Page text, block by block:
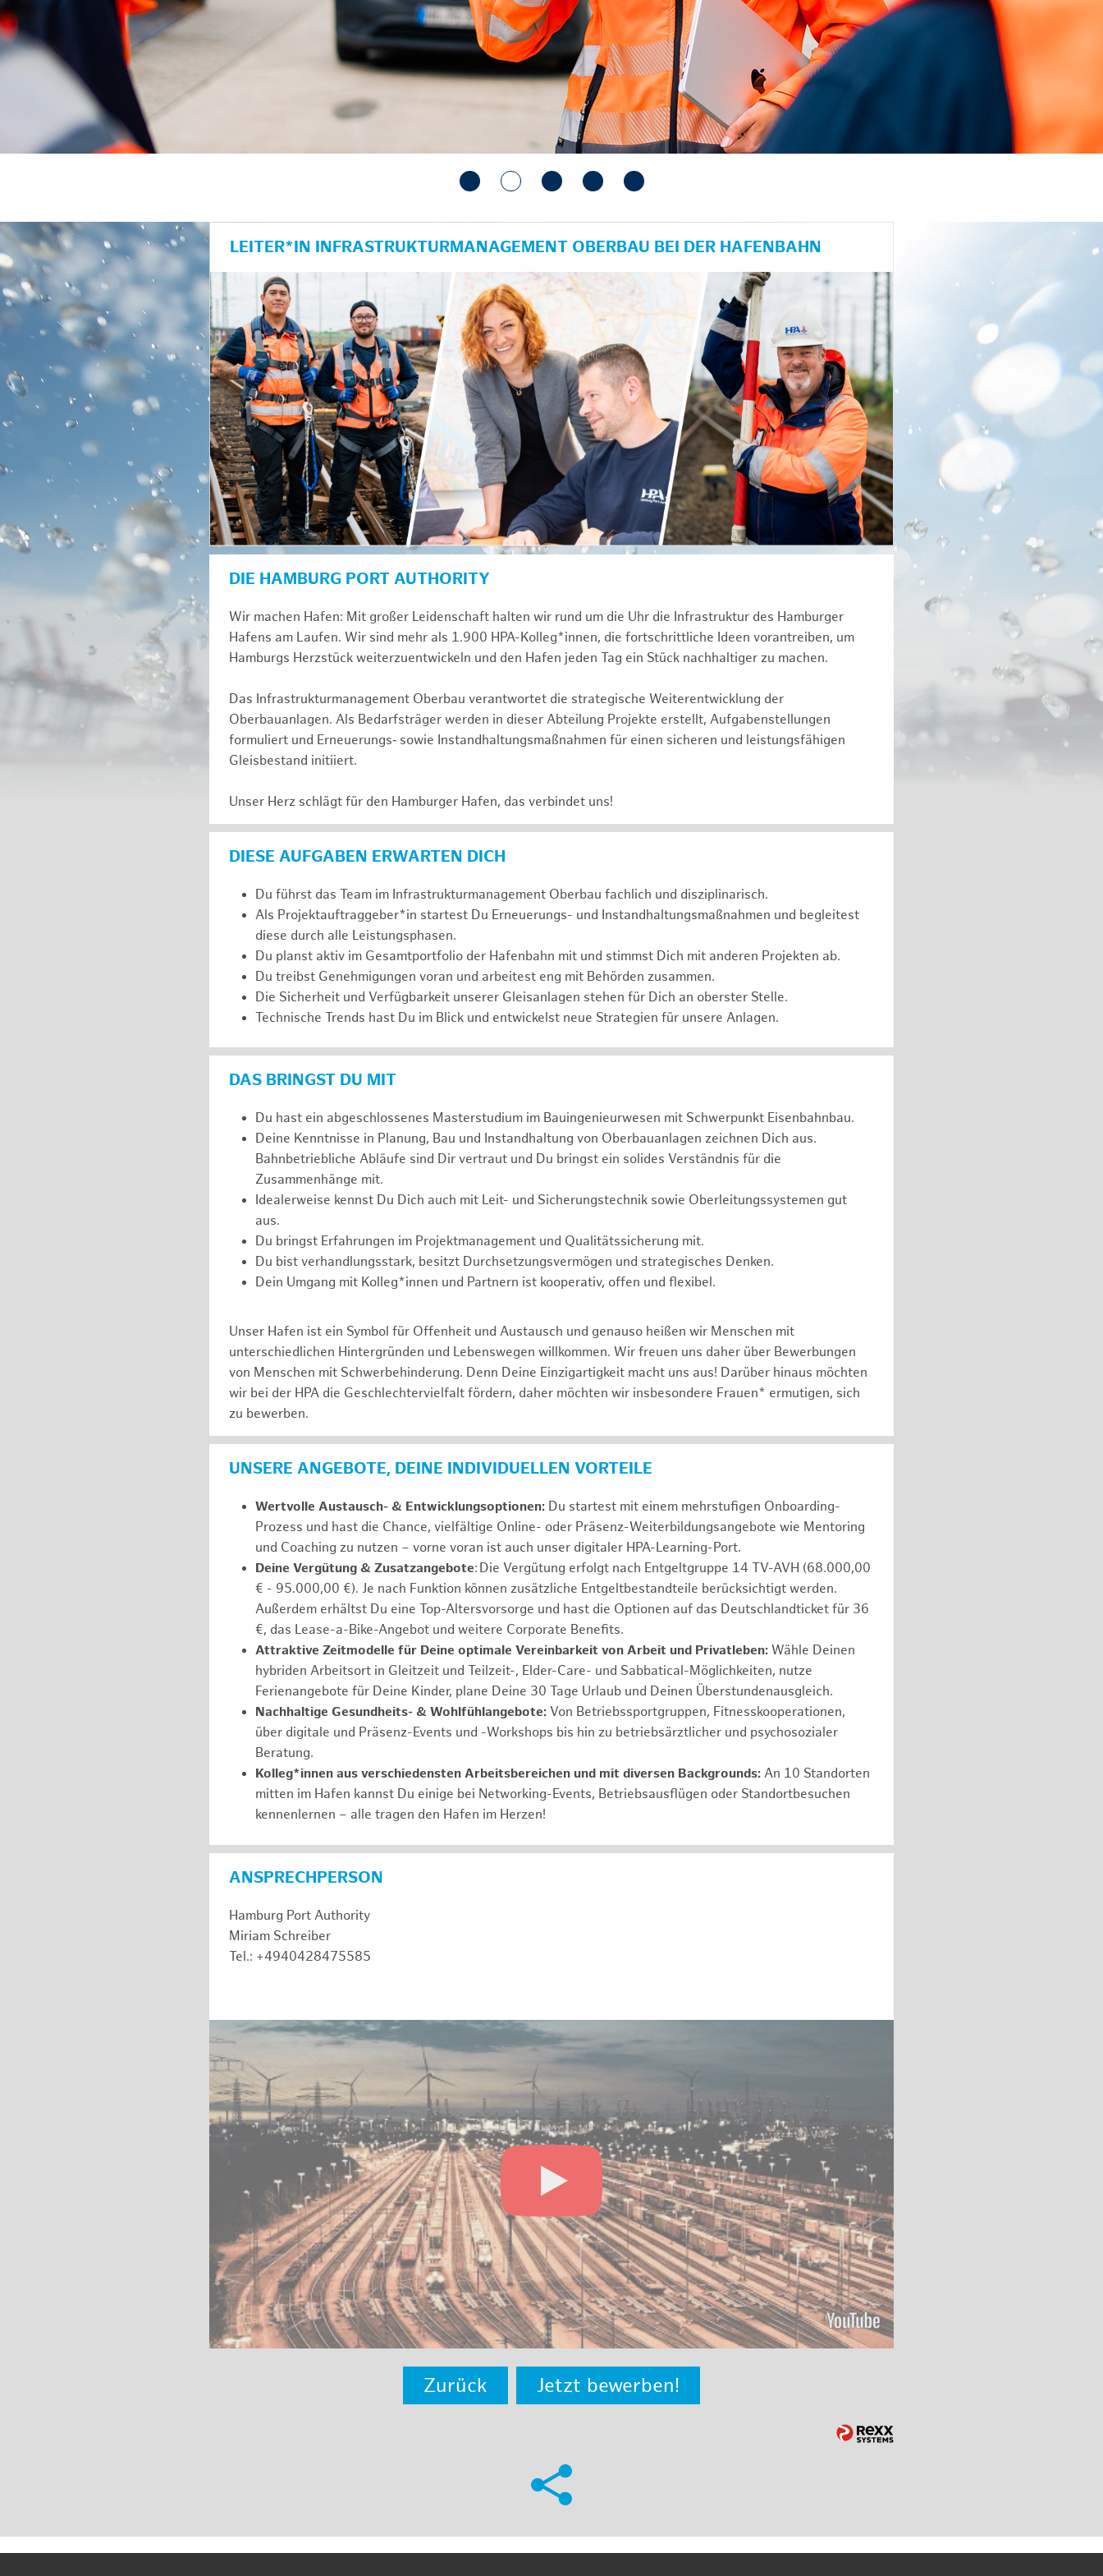
anzeigen/schließen
LEITER*IN INFRASTRUKTURMANAGEMENT OBERBAU BEI DER HAFENBAHN
DIE HAMBURG PORT AUTHORITY
Wir machen Hafen: Mit großer Leidenschaft halten wir rund um die Uhr die Infrastruktur des Hamburger
Hafens am Laufen. Wir sind mehr als 1.900 HPA-Kolleg*innen, die fortschrittliche Ideen vorantreiben, um
Hamburgs Herzstück weiterzuentwickeln und den Hafen jeden Tag ein Stück nachhaltiger zu machen.
Das Infrastrukturmanagement Oberbau verantwortet die strategische Weiterentwicklung der
Oberbauanlagen. Als Bedarfsträger werden in dieser Abteilung Projekte erstellt, Aufgabenstellungen
formuliert und Erneuerungs‑ sowie Instandhaltungsmaßnahmen für einen sicheren und leistungsfähigen
Gleisbestand initiiert.
Unser Herz schlägt für den Hamburger Hafen, das verbindet uns!
DIESE AUFGABEN ERWARTEN DICH
Du führst das Team im Infrastrukturmanagement Oberbau fachlich und disziplinarisch.
Als Projektauftraggeber*in startest Du Erneuerungs- und Instandhaltungsmaßnahmen und begleitest
diese durch alle Leistungsphasen.
Du planst aktiv im Gesamtportfolio der Hafenbahn mit und stimmst Dich mit anderen Projekten ab.
Du treibst Genehmigungen voran und arbeitest eng mit Behörden zusammen.
Die Sicherheit und Verfügbarkeit unserer Gleisanlagen stehen für Dich an oberster Stelle.
Technische Trends hast Du im Blick und entwickelst neue Strategien für unsere Anlagen.
DAS BRINGST DU MIT
Du hast ein abgeschlossenes Masterstudium im Bauingenieurwesen mit Schwerpunkt Eisenbahnbau.
Deine Kenntnisse in Planung, Bau und Instandhaltung von Oberbauanlagen zeichnen Dich aus.
Bahnbetriebliche Abläufe sind Dir vertraut und Du bringst ein solides Verständnis für die
Zusammenhänge mit.
Idealerweise kennst Du Dich auch mit Leit- und Sicherungstechnik sowie Oberleitungssystemen gut
aus.
Du bringst Erfahrungen im Projektmanagement und Qualitätssicherung mit.
Du bist verhandlungsstark, besitzt Durchsetzungsvermögen und strategisches Denken.
Dein Umgang mit Kolleg*innen und Partnern ist kooperativ, offen und flexibel.
Unser Hafen ist ein Symbol für Offenheit und Austausch und genauso heißen wir Menschen mit
unterschiedlichen Hintergründen und Lebenswegen willkommen. Wir freuen uns daher über Bewerbungen
von Menschen mit Schwerbehinderung. Denn Deine Einzigartigkeit macht uns aus! Darüber hinaus möchten
wir bei der HPA die Geschlechtervielfalt fördern, daher möchten wir insbesondere Frauen* ermutigen, sich
zu bewerben.
UNSERE ANGEBOTE, DEINE INDIVIDUELLEN VORTEILE
Wertvolle Austausch- & Entwicklungsoptionen: Du startest mit einem mehrstufigen Onboarding-
Prozess und hast die Chance, vielfältige Online- oder Präsenz-Weiterbildungsangebote wie Mentoring
und Coaching zu nutzen – vorne voran ist auch unser digitaler HPA-Learning-Port.
Deine Vergütung & Zusatzangebote: Die Vergütung erfolgt nach Entgeltgruppe 14 TV-AVH (68.000,00
€ - 95.000,00 €). Je nach Funktion können zusätzliche Entgeltbestandteile berücksichtigt werden.
Außerdem erhältst Du eine Top-Altersvorsorge und hast die Optionen auf das Deutschlandticket für 36
€, das Lease-a-Bike-Angebot und weitere Corporate Benefits.
Attraktive Zeitmodelle für Deine optimale Vereinbarkeit von Arbeit und Privatleben: Wähle Deinen
hybriden Arbeitsort in Gleitzeit und Teilzeit-, Elder-Care- und Sabbatical-Möglichkeiten, nutze
Ferienangebote für Deine Kinder, plane Deine 30 Tage Urlaub und Deinen Überstundenausgleich.
Nachhaltige Gesundheits- & Wohlfühlangebote: Von Betriebssportgruppen, Fitnesskooperationen,
über digitale und Präsenz-Events und -Workshops bis hin zu betriebsärztlicher und psychosozialer
Beratung.
Kolleg*innen aus verschiedensten Arbeitsbereichen und mit diversen Backgrounds: An 10 Standorten
mitten im Hafen kannst Du einige bei Networking-Events, Betriebsausflügen oder Standortbesuchen
kennenlernen – alle tragen den Hafen im Herzen!
ANSPRECHPERSON
Hamburg Port Authority
Miriam Schreiber
Tel.: +4940428475585
Zurück Jetzt bewerben!